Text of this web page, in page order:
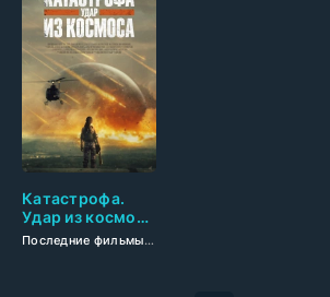
Катастрофа.
Удар из космоса
(2026)
Последние фильмы
/